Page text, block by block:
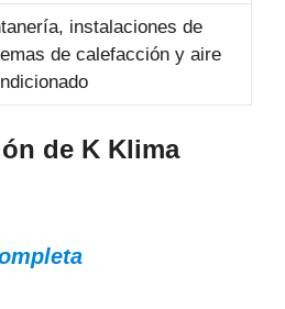
instalaciones de
de calefacción y aire
de K Klima